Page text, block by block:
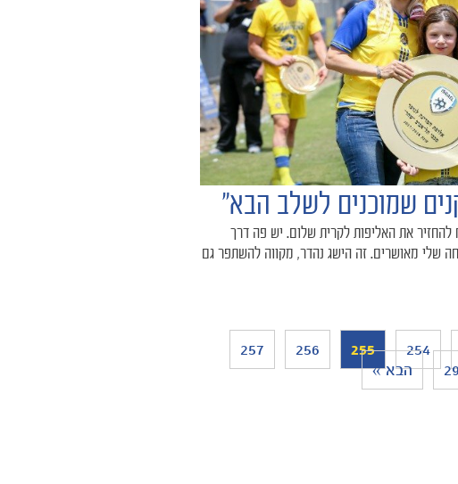
שמוכנים לשלב הבא"
את האליפות לקרית שלום. יש פה דרך
שלי מאושרים. זה הישג נהדר, מקווה להשתפר גם
254
255
256
257
הבא »